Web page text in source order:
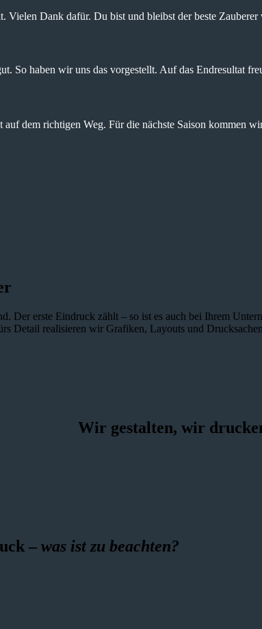
Dank dafür. Du bist und bleibst der beste Zauberer
So haben wir uns das vorgestellt. Auf das Endresultat
dem richtigen Weg. Für die nächste Saison kommen
Der erste Eindruck zählt – so ist es auch bei Ihrem
Detail realisieren wir Grafiken, Layouts und
Wir gestalten, wir
– was ist zu beachten?